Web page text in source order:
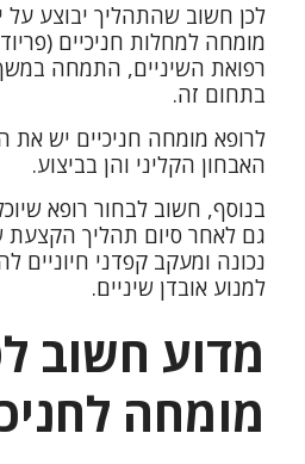
לכן חשוב שהתהליך יבוצע על
מומחה למחלות חניכיים (
בתחום זה.
לרופא מומחה חניכיים יש את
האבחון הקליני והן בביצוע.
בנוסף, חשוב לבחור רופא
גם לאחר סיום תהליך הקצעת
נכונה ומעקב קפדני חיוניים
למנוע אובדן שיניים.
מדוע חשוב
מומחה